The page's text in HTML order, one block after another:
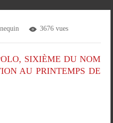
3676 vues
SIXIÈME DU NOM
AU PRINTEMPS DE